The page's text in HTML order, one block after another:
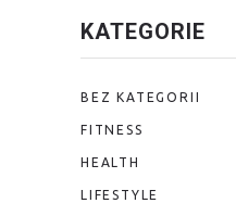
KATEGORIE
BEZ KATEGORII
FITNESS
HEALTH
LIFESTYLE